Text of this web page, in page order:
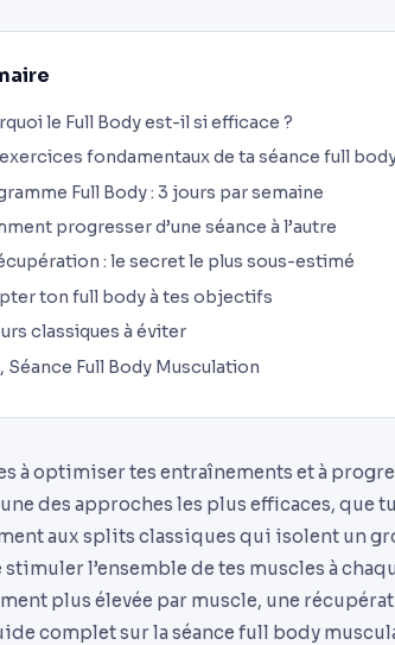
le Full Body est-il si efficace ?
fondamentaux de ta séance full
Full Body : 3 jours par semaine
progresser d’une séance à l’autre
: le secret le plus sous-estimé
ton full body à tes objectifs
classiques à éviter
Séance Full Body Musculation
à optimiser tes entraînements et à
des approches les plus efficaces,
aux splits classiques qui isolent un
l’ensemble de tes muscles à
plus élevée par muscle, une
complet sur la séance full body